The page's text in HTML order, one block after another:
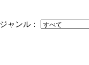
ジャンル：